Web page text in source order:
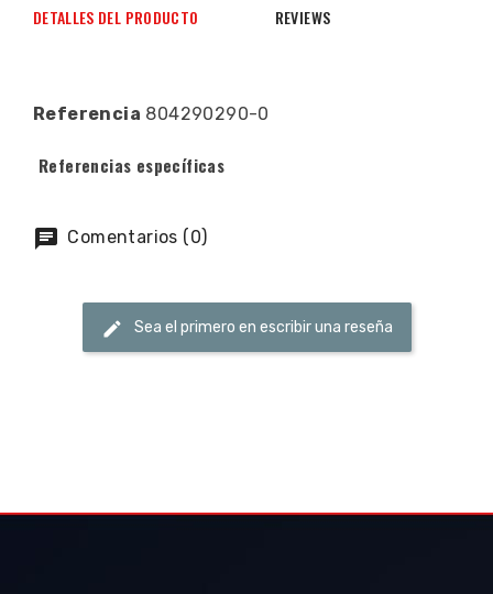
DETALLES DEL PRODUCTO REVIEWS
Referencia 804290290-0
Referencias específicas
Comentarios (0)
Sea el primero en escribir una reseña